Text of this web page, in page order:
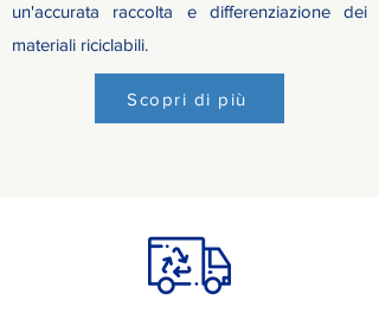
un'accurata raccolta e differenziazione dei
materiali riciclabili.
Scopri di più